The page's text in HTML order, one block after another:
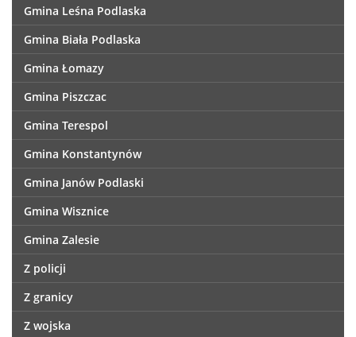
Gmina Leśna Podlaska
Gmina Biała Podlaska
Gmina Łomazy
Gmina Piszczac
Gmina Terespol
Gmina Konstantynów
Gmina Janów Podlaski
Gmina Wisznice
Gmina Zalesie
Z policji
Z granicy
Z wojska